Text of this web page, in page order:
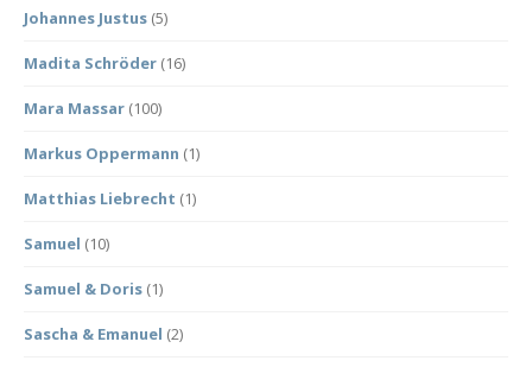
Johannes Justus (5)
Madita Schröder (16)
Mara Massar (100)
Markus Oppermann (1)
Matthias Liebrecht (1)
Samuel (10)
Samuel & Doris (1)
Sascha & Emanuel (2)